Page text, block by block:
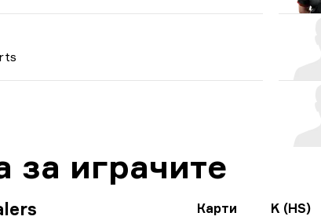
за играчите
Карти K (HS)